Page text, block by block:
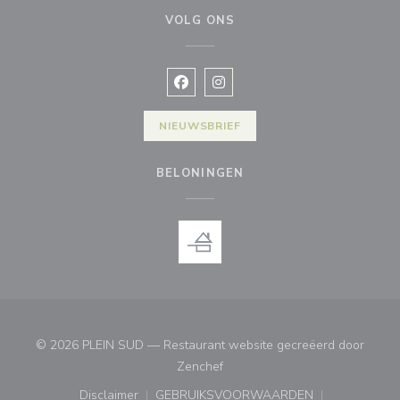
VOLG ONS
Facebook ((opent in een nieuw
Instagram ((opent in een
NIEUWSBRIEF
BELONINGEN
© 2026 PLEIN SUD — Restaurant website gecreëerd door
Zenchef((opent in een nieuw venster))
Disclaimer
GEBRUIKSVOORWAARDEN